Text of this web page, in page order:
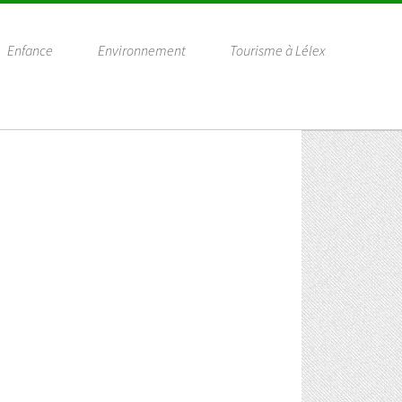
Enfance Environnement Tourisme à Lélex